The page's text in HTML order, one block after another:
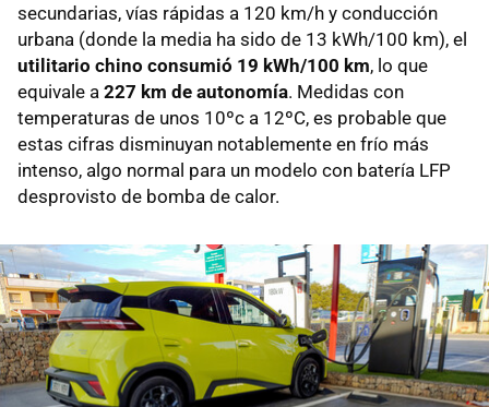
secundarias, vías rápidas a 120 km/h y conducción
urbana (donde la media ha sido de 13 kWh/100 km), el
utilitario chino consumió 19 kWh/100 km, lo que
equivale a 227 km de autonomía. Medidas con
temperaturas de unos 10ºc a 12ºC, es probable que
estas cifras disminuyan notablemente en frío más
intenso, algo normal para un modelo con batería LFP
desprovisto de bomba de calor.